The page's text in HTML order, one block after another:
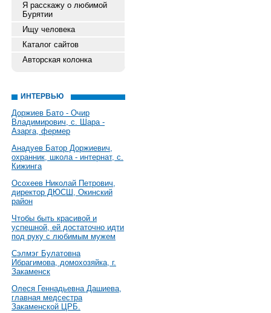
Я расскажу о любимой
Бурятии
Ищу человека
Каталог сайтов
Авторская колонка
ИНТЕРВЬЮ
Доржиев Бато - Очир
Владимирович, с. Шара -
Азарга, фермер
Анадуев Батор Доржиевич,
охранник, школа - интернат, с.
Кижинга
Осохеев Николай Петрович,
директор ДЮСШ, Окинский
район
Чтобы быть красивой и
успешной, ей достаточно идти
под руку с любимым мужем
Сэлмэг Булатовна
Ибрагимова, домохозяйка, г.
Закаменск
Олеся Геннадьевна Дашиева,
главная медсестра
Закаменской ЦРБ.